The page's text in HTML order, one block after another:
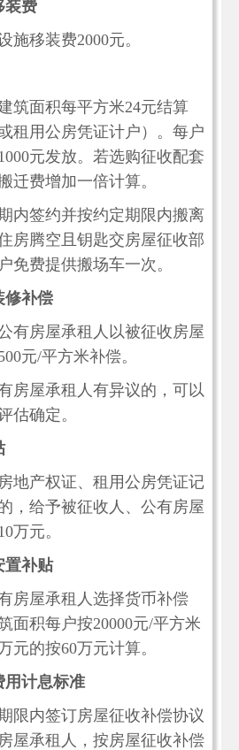
装费
施移装费2000元。
筑面积每平方米24元结算
租用公房凭证计户）。每户
元发放。若选购征收配套
迁费增加一倍计算。
内签约并按约定期限内搬离
房腾空且钥匙交房屋征收部
免费提供搬场车一次。
修补偿
有房屋承租人以被征收房屋
元/平方米补偿。
房屋承租人有异议的，可以
估确定。
地产权证、租用公房凭证记
，给予被征收人、公有房屋
万元。
置补贴
房屋承租人选择货币补偿
面积每户按20000元/平方米
元的按60万元计算。
用计息标准
限内签订房屋征收补偿协议
屋承租人，按房屋征收补偿